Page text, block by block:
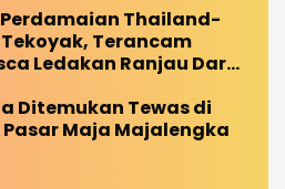
Thailand-
Terancam
Ledakan Ranjau Darat
Ditemukan Tewas di
Pasar Maja Majalengka